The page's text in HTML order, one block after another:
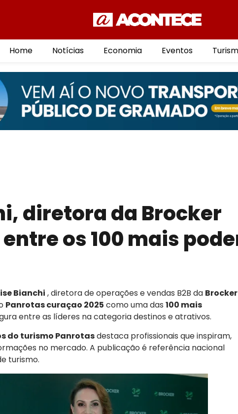
Home Notícias Economia Eventos
diretora da Brocker
os 100 mais
Bianchi , diretora de operações e vendas B2B da Brocker
Panrotas curaçao 2025 como uma das 100 mais
entre as líderes na categoria destinos e atrativos.
do turismo Panrotasdestaca profissionais que inspiram,
no mercado. A publicação é referência nacional
turismo.